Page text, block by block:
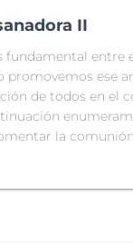
II
fundamental entre
promovemos ese
de todos en el
la